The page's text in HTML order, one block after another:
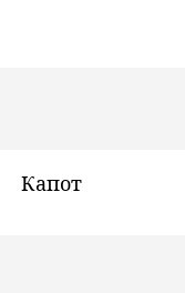
Капот